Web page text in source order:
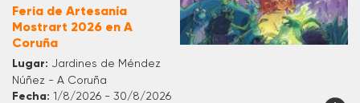
Feria de Artesanía
Mostrart 2026 en A
Coruña
Lugar: Jardines de Méndez
Núñez - A Coruña
Fecha: 1/8/2026 - 30/8/2026